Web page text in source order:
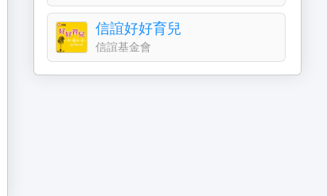
信誼好好育兒
信誼基金會